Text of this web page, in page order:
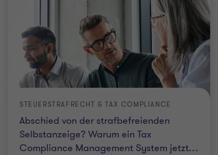
Abschied von der strafbefreienden
Selbstanzeige? Warum ein Tax
Compliance Management System jetzt…
STEUERSTRAFRECHT & TAX COMPLIANCE